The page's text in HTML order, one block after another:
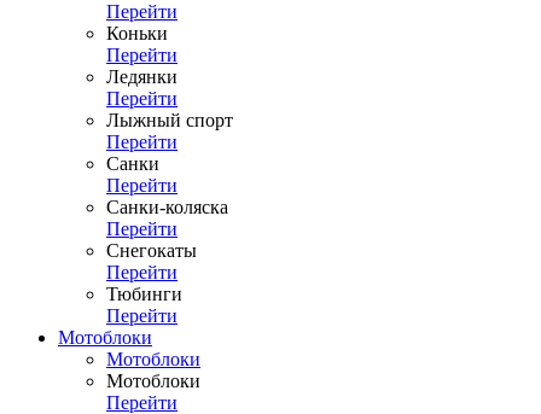
Перейти
Коньки
Перейти
Ледянки
Перейти
Лыжный спорт
Перейти
Санки
Перейти
Санки-коляска
Перейти
Снегокаты
Перейти
Тюбинги
Перейти
Мотоблоки
Мотоблоки
Мотоблоки
Перейти